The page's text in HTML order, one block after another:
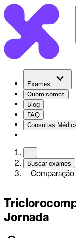
Exames
Quem somos
Blog
FAQ
Consultas
Buscar exames
Jornada